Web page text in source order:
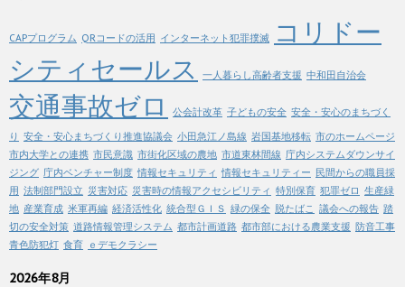
CAPプログラム QRコードの活用 インターネット犯罪撲滅
コリドー
シティセールス
一人暮らし高齢者支援 中和田自治会
交通事故ゼロ 公会計改革 子どもの安全 安全・安心のまちづく
り 安全・安心まちづくり推進協議会 小田急江ノ島線 岩国基地移転 市のホームページ
市内大学との連携 市民意識 市街化区域の農地 市道東林間線 庁内システムダウンサイ
ジング 庁内ベンチャー制度 情報セキュリティ 情報セキュリティー 民間からの職員採
用 法制部門設立 災害対応 災害時の情報アクセシビリティ 特別保育 犯罪ゼロ 生産緑
地 産業育成 米軍再編 経済活性化 統合型ＧＩＳ 緑の保全 脱たばこ 議会への報告 踏
切の安全対策 道路情報管理システム 都市計画道路 都市部における農業支援 防音工事
青色防犯灯 食育 ｅデモクラシー
2026年8月